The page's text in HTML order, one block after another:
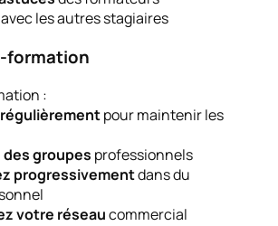
avec les autres stagiaires
formation
:
pour maintenir les
groupes professionnels
progressivementdans du
votre réseaucommercial